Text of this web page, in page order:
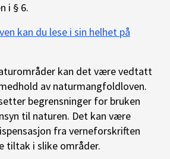
i § 6.
kan du lese i sin helhet på
kan det være vedtatt
av naturmangfoldloven.
begrensninger for bruken
til naturen. Det kan være
fra verneforskriften
tiltak i slike områder.